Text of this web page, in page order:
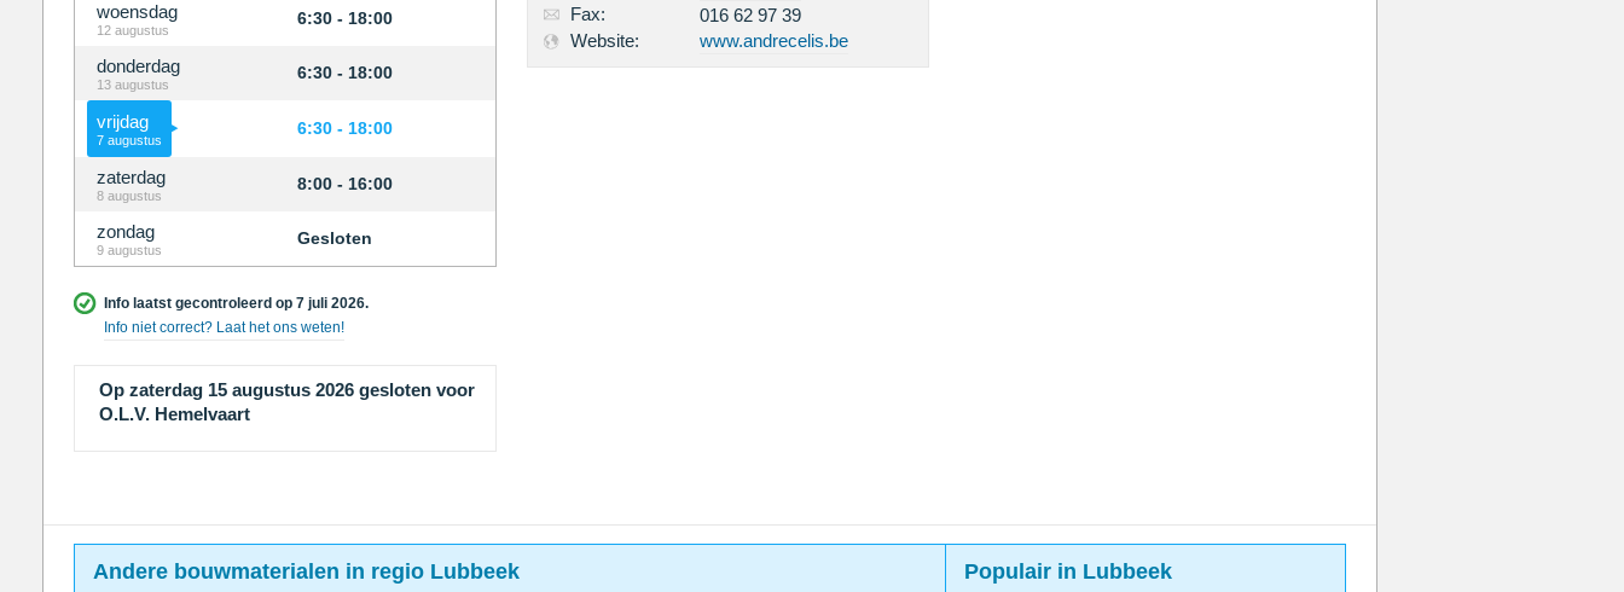
woensdag
12 augustus
6:30 - 18:00
donderdag
13 augustus
6:30 - 18:00
vrijdag
7 augustus
6:30 - 18:00
zaterdag
8 augustus
8:00 - 16:00
zondag
9 augustus
Gesloten
Info laatst gecontroleerd op 7 juli 2026.
Info niet correct? Laat het ons weten!
Op zaterdag 15 augustus 2026 gesloten voor
O.L.V. Hemelvaart
Fax:
016 62 97 39
Website:
www.andrecelis.be
Andere bouwmaterialen in regio Lubbeek Populair in Lubbeek